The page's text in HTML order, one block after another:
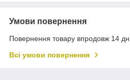
Умови повернення
Повернення товару впродовж 14
Всі умови повернення